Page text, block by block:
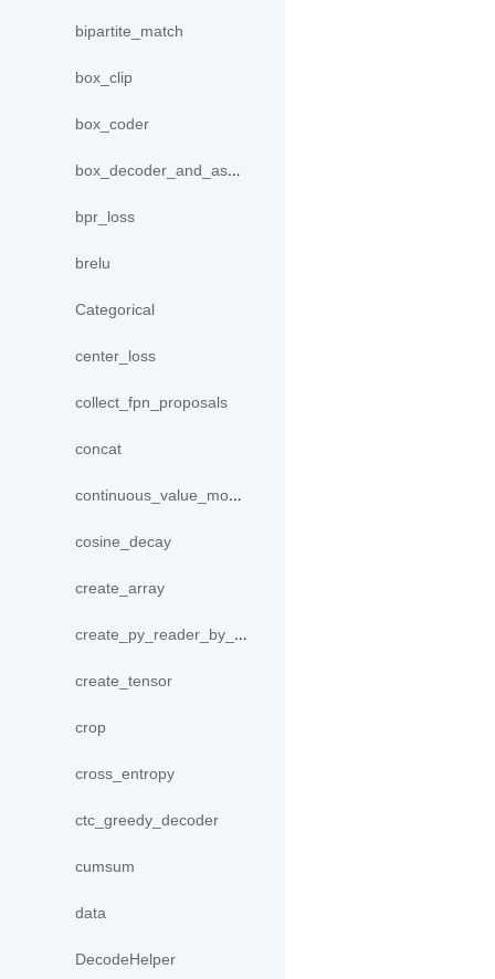
bipartite_match
box_clip
box_coder
box_decoder_and_assign
bpr_loss
brelu
Categorical
center_loss
collect_fpn_proposals
concat
continuous_value_model
cosine_decay
create_array
create_py_reader_by_data
create_tensor
crop
cross_entropy
ctc_greedy_decoder
cumsum
data
DecodeHelper